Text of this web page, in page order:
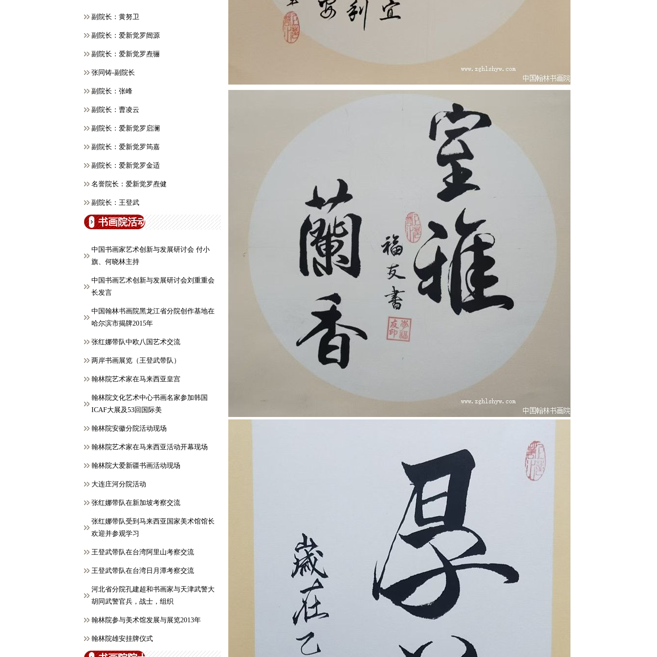
副院长：黄努卫
副院长：爱新觉罗闿源
副院长：爱新觉罗焘骊
张同铸-副院长
副院长：张峰
副院长：曹凌云
副院长：爱新觉罗启澜
副院长：爱新觉罗筠嘉
副院长：爱新觉罗金适
名誉院长：爱新觉罗焘健
副院长：王登武
书画院活动
中国书画家艺术创新与发展研讨会 付小
旗、何晓林主持
中国书画艺术创新与发展研讨会刘重重会
长发言
中国翰林书画院黑龙江省分院创作基地在
哈尔滨市揭牌2015年
张红娜带队中欧八国艺术交流
两岸书画展览（王登武带队）
翰林院艺术家在马来西亚皇宫
翰林院文化艺术中心书画名家参加韩国
ICAF大展及53回国际美
翰林院安徽分院活动现场
翰林院艺术家在马来西亚活动开幕现场
翰林院大爱新疆书画活动现场
大连庄河分院活动
张红娜带队在新加坡考察交流
张红娜带队受到马来西亚国家美术馆馆长
欢迎并参观学习
王登武带队在台湾阿里山考察交流
王登武带队在台湾日月潭考察交流
河北省分院孔建超和书画家与天津武警大
胡同武警官兵，战士，组织
翰林院参与美术馆发展与展览2013年
翰林院雄安挂牌仪式